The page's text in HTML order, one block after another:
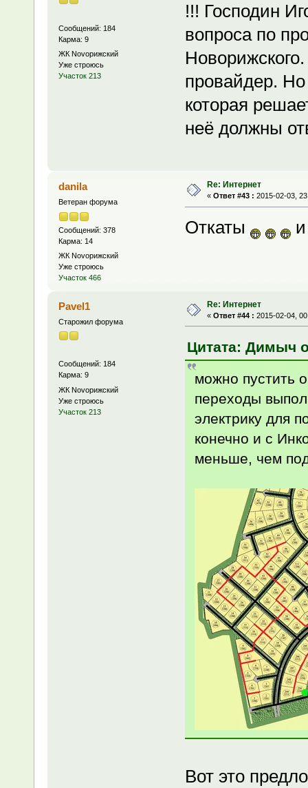
Сообщений: 184
Карма: 9
ЖК Novoрижский
Уже строюсь
Участок 213
!!! Господин
вопроса по
провайдер. Но
которая
неё должны
danila
Ветеран форума
Сообщений: 378
Карма: 14
ЖК Novoрижский
Уже строюсь
Участок 466
Re: Интернет
« Ответ #43 : 2015-02-03,
Откаты и
Pavel1
Старожил форума
Сообщений: 184
Карма: 9
ЖК Novoрижский
Уже строюсь
Участок 213
Re: Интернет
« Ответ #44 : 2015-02-04,
Цитата: Димыч
можно пустить
переходы
электрику для
конечно и с
меньше, чем
Вот это